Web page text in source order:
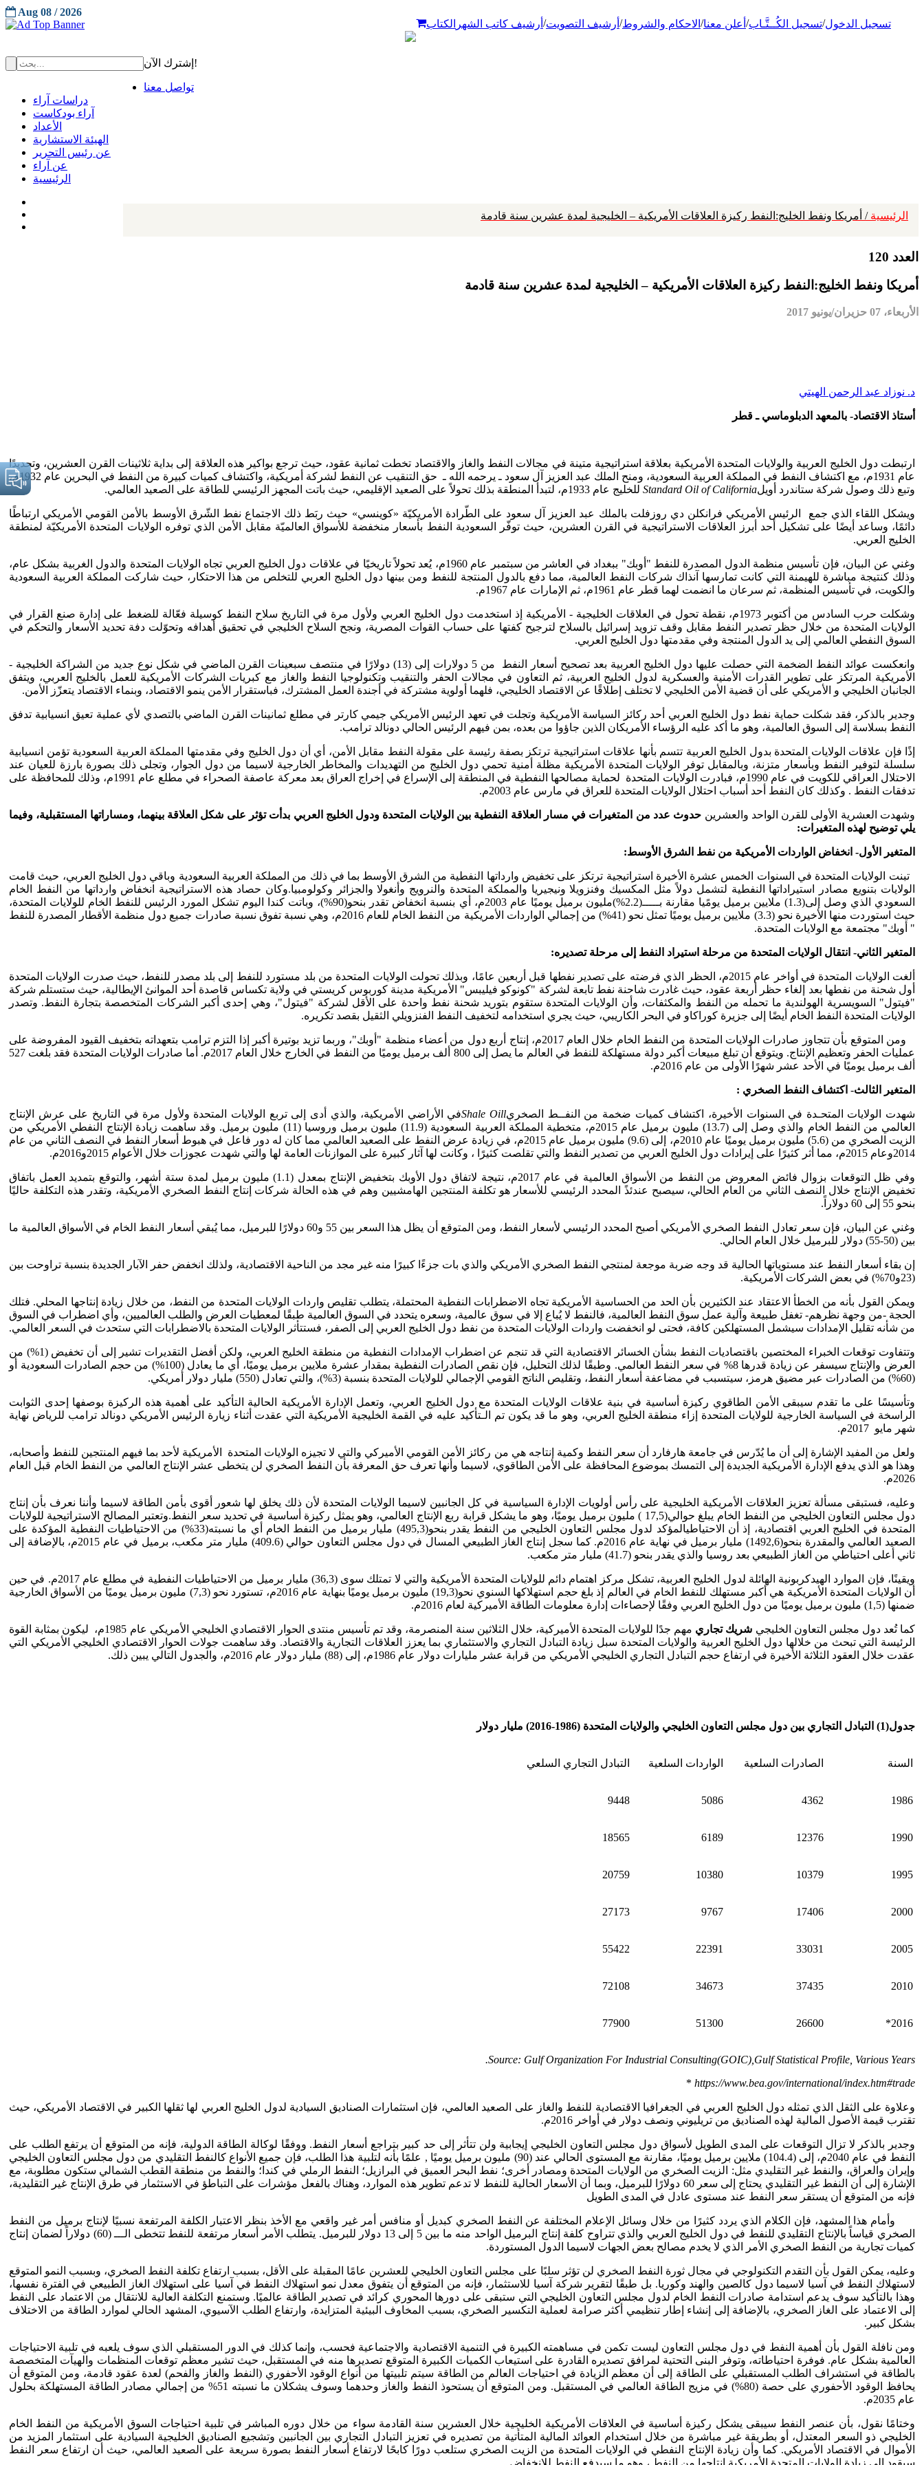
تسجيل الدخول/تسجيل الكُــتَّـاب/ أعلن معنا/ الاحكام والشروط/ أرشيف التصويت/ أرشيف كاتب الشهر الكتاب
Aug 08 / 2026
إشترك الآن!
تواصل معنا
دراسات آراء
آراء بودكاست
الأعداد
الهيئة الاستشارية
عن رئيس التحرير
عن آراء
الرئيسية
الرئيسية / أمريكا ونفط الخليج:النفط ركيزة العلاقات الأمريكية – الخليجية لمدة عشرين سنة قادمة
العدد 120
أمريكا ونفط الخليج:النفط ركيزة العلاقات الأمريكية – الخليجية لمدة عشرين سنة قادمة
الأربعاء، 07 حزيران/يونيو 2017
د. نوزاد عبد الرحمن الهيتي
أستاذ الاقتصاد- بالمعهد الدبلوماسي ـ قطر
ارتبطت دول الخليج العربية والولايات المتحدة الأمريكية بعلاقة استراتيجية متينة في مجالات النفط والغاز والاقتصاد تخطت ثمانية عقود، حيث ترجع بواكير هذه العلاقة إلى بداية ثلاثينات القرن العشرين، وتحديدًا
عام 1931م، مع اكتشاف النفط في المملكة العربية السعودية، ومنح الملك عبد العزيز آل سعود ـ يرحمه الله ـ حق التنقيب عن النفط لشركة أمريكية، واكتشاف كميات كبيرة من النفط في البحرين عام 1932م،
وتبع ذلك وصول شركة ستاندرد أويلStandard Oil of California للخليج عام 1933م، لتبدأ المنطقة بذلك تحولاً على الصعيد الإقليمي، حيث باتت المجهز الرئيسي للطاقة على الصعيد العالمي.
ويشكل اللقاء الذي جمع الرئيس الأمريكي فرانكلن دي روزفلت بالملك عبد العزيز آل سعود على الطّرادة الأمريكيّة «كوينسي» حيث ربَط ذلك الاجتماع نفط الشّرق الأوسط بالأمن القومي الأمريكي ارتباطًا
دائمًا، وساعد أيضًا على تشكيل أحد أبرز العلاقات الاستراتيجية في القرن العشرين، حيث توفّر السعودية النفط بأسعار منخفضة للأسواق العالميّة مقابل الأمن الذي توفره الولايات المتحدة الأمريكيّة لمنطقة
الخليج العربي.
وغني عن البيان، فإن تأسيس منظمة الدول المصدرة للنفط "أوبك" ببغداد في العاشر من سبتمبر عام 1960م، يُعد تحولاً تاريخيًا في علاقات دول الخليج العربي تجاه الولايات المتحدة والدول الغربية بشكل عام،
وذلك كنتيجة مباشرة للهيمنة التي كانت تمارسها آنذاك شركات النفط العالمية، مما دفع بالدول المنتجة للنفط ومن بينها دول الخليج العربي للتخلص من هذا الاحتكار، حيث شاركت المملكة العربية السعودية
والكويت، في تأسيس المنظمة، ثم سرعان ما انضمت لهما قطر عام 1961م، ثم الإمارات عام 1967م.
وشكلت حرب السادس من أكتوبر 1973م، نقطة تحول في العلاقات الخليجية - الأمريكية إذ استخدمت دول الخليج العربي ولأول مرة في التاريخ سلاح النفط كوسيلة فعّالة للضغط على إدارة صنع القرار في
الولايات المتحدة من خلال حظر تصدير النفط مقابل وقف تزويد إسرائيل بالسلاح لترجيح كفتها على حساب القوات المصرية، ونجح السلاح الخليجي في تحقيق أهدافه وتحوّلت دفة تحديد الأسعار والتحكم في
السوق النفطي العالمي إلى يد الدول المنتجة وفي مقدمتها دول الخليج العربي.
وانعكست عوائد النفط الضخمة التي حصلت عليها دول الخليج العربية بعد تصحيح أسعار النفط من 5 دولارات إلى (13) دولارًا في منتصف سبعينات القرن الماضي في شكل نوع جديد من الشراكة الخليجية -
الأمريكية المرتكز على تطوير القدرات الأمنية والعسكرية لدول الخليج العربية، ثم التعاون في مجالات الحفر والتنقيب وتكنولوجيا النفط والغاز مع كبريات الشركات الأمريكية للعمل بالخليج العربي، ويتفق
الجانبان الخليجي و الأمريكي على أن قضية الأمن الخليجي لا تختلف إطلاقًا عن الاقتصاد الخليجي، فلهما أولوية مشتركة في أجندة العمل المشترك، فباستقرار الأمن ينمو الاقتصاد، وبنماء الاقتصاد يتعزّز الأمن.
وجدير بالذكر، فقد شكلت حماية نفط دول الخليج العربي أحد ركائز السياسة الأمريكية وتجلت في تعهد الرئيس الأمريكي جيمي كارتر في مطلع ثمانينات القرن الماضي بالتصدي لأي عملية تعيق انسيابية تدفق
النفط بسلاسة إلى السوق العالمية، وهو ما أكد عليه الرؤساء الأمريكان الذين جاؤوا من بعده، بمن فيهم الرئيس الحالي دونالد ترامب.
إذًا فإن علاقات الولايات المتحدة بدول الخليج العربية تتسم بأنها علاقات استراتيجية ترتكز بصفة رئيسة على مقولة النفط مقابل الأمن، أي أن دول الخليج وفي مقدمتها المملكة العربية السعودية تؤمن انسيابية
سلسلة لتوفير النفط وبأسعار متزنة، وبالمقابل توفر الولايات المتحدة الأمريكية مظلة أمنية تحمي دول الخليج من التهديدات والمخاطر الخارجية لاسيما من دول الجوار، وتجلى ذلك بصورة بارزة للعيان عند
الاحتلال العراقي للكويت في عام 1990م، فبادرت الولايات المتحدة لحماية مصالحها النفطية في المنطقة إلى الإسراع في إخراج العراق بعد معركة عاصفة الصحراء في مطلع عام 1991م، وذلك للمحافظة على
تدفقات النفط . وكذلك كان النفط أحد أسباب احتلال الولايات المتحدة للعراق في مارس عام 2003م.
وشهدت العشرية الأولى للقرن الواحد والعشرين حدوث عدد من المتغيرات في مسار العلاقة النفطية بين الولايات المتحدة ودول الخليج العربي بدأت تؤثر على شكل العلاقة بينهما، ومساراتها المستقبلية، وفيما
يلي توضيح لهذه المتغيرات:
المتغير الأول- انخفاض الواردات الأمريكية من نفط الشرق الأوسط:
تبنت الولايات المتحدة في السنوات الخمس عشرة الأخيرة استراتيجية ترتكز على تخفيض وارداتها النفطية من الشرق الأوسط بما في ذلك من المملكة العربية السعودية وباقي دول الخليج العربي، حيث قامت
الولايات بتنويع مصادر استيراداتها النفطية لتشمل دولاً مثل المكسيك وفنزويلا ونيجيريا والمملكة المتحدة والنرويج وأنغولا والجزائر وكولومبيا.وكان حصاد هذه الاستراتيجية انخفاض وارداتها من النفط الخام
السعودي الذي وصل إلى(1.3) ملايين برميل يومًيا مقارنة بـــــ(2.2%)مليون برميل يوميًا عام 2003م، أي بنسبة انخفاض تقدر بنحو(90%)، وباتت كندا اليوم تشكل المورد الرئيس للنفط الخام للولايات المتحدة،
حيث استوردت منها الأخيرة نحو (3.3) ملايين برميل يوميًا تمثل نحو (41%) من إجمالي الواردات الأمريكية من النفط الخام للعام 2016م، وهي نسبة تفوق نسبة صادرات جميع دول منظمة الأقطار المصدرة للنفط
" أوبك" مجتمعة مع الولايات المتحدة.
المتغير الثاني- انتقال الولايات المتحدة من مرحلة استيراد النفط إلى مرحلة تصديره:
ألغت الولايات المتحدة في أواخر عام 2015م، الحظر الذي فرضته على تصدير نفطها قبل أربعين عامًا، وبذلك تحولت الولايات المتحدة من بلد مستورد للنفط إلى بلد مصدر للنفط، حيث صدرت الولايات المتحدة
أول شحنة من نفطها بعد إلغاء حظر أربعة عقود، حيث غادرت شاحنة نفط تابعة لشركة "كونوكو فيليبس" الأمريكية مدينة كوربوس كريستي في ولاية تكساس قاصدة أحد الموانئ الإيطالية، حيث ستستلم شركة
"فيتول" السويسرية الهولندية ما تحمله من النفط والمكثفات، وأن الولايات المتحدة ستقوم بتوريد شحنة نفط واحدة على الأقل لشركة "فيتول"، وهي إحدى أكبر الشركات المتخصصة بتجارة النفط. وتصدر
الولايات المتحدة النفط الخام أيضًا إلى جزيرة كوراكاو في البحر الكاريبي، حيث يجري استخدامه لتخفيف النفط الفنزويلي الثقيل بقصد تكريره.
ومن المتوقع بأن تتجاوز صادرات الولايات المتحدة من النفط الخام خلال العام 2017م، إنتاج أربع دول من أعضاء منظمة "أوبك"، وربما تزيد بوتيرة أكبر إذا التزم ترامب بتعهداته بتخفيف القيود المفروضة على
عمليات الحفر وتعظيم الإنتاج. ويتوقع أن تبلغ مبيعات أكبر دولة مستهلكة للنفط في العالم ما يصل إلى 800 ألف برميل يوميًا من النفط في الخارج خلال العام 2017م. أما صادرات الولايات المتحدة فقد بلغت 527
ألف برميل يوميًا في الأحد عشر شهرًا الأولى من عام 2016م.
المتغير الثالث- اكتشاف النفط الصخري :
شهدت الولايات المتحـدة في السنوات الأخيرة، اكتشاف كميات ضخمة من النفــط الصخريShale Oillفي الأراضي الأمريكية، والذي أدى إلى تربع الولايات المتحدة ولأول مرة في التاريخ على عرش الإنتاج
العالمي من النفط الخام والذي وصل إلى (13.7) مليون برميل عام 2015م، متخطية المملكة العربية السعودية (11.9) مليون برميل وروسيا (11) مليون برميل. وقد ساهمت زيادة الإنتاج النفطي الأمريكي من
الزيت الصخري من (5.6) مليون برميل يوميًا عام 2010م، إلى (9.6) مليون برميل عام 2015م، في زيادة عرض النفط على الصعيد العالمي مما كان له دور فاعل في هبوط أسعار النفط في النصف الثاني من عام
2014وعام 2015م، مما أثر كثيرًا على إيرادات دول الخليج العربي من تصدير النفط والتي تقلصت كثيرًا ، وكانت لها آثار كبيرة على الموازنات العامة لها والتي شهدت عجوزات خلال الأعوام 2015و2016م.
وفي ظل التوقعات بزوال فائض المعروض من النفط من الأسواق العالمية في عام 2017م، نتيجة لاتفاق دول الأوبك بتخفيض الإنتاج بمعدل (1.1) مليون برميل لمدة ستة أشهر، والتوقع بتمديد العمل باتفاق
تخفيض الإنتاج خلال النصف الثاني من العام الحالي، سيصبح عندئذً المحدد الرئيسي للأسعار هو تكلفة المنتجين الهامشيين وهم في هذه الحالة شركات إنتاج النفط الصخري الأمريكية، وتقدر هذه التكلفة حاليًا
بنحو 55 إلى 60 دولاراً.
وغني عن البيان، فإن سعر تعادل النفط الصخري الأمريكي أصبح المحدد الرئيسي لأسعار النفط، ومن المتوقع أن يظل هذا السعر بين 55 و60 دولارًا للبرميل، مما يُبقي أسعار النفط الخام في الأسواق العالمية ما
بين (50-55) دولار للبرميل خلال العام الحالي.
إن بقاء أسعار النفط عند مستوياتها الحالية قد وجه ضربة موجعة لمنتجي النفط الصخري الأمريكي والذي بات جزءًا كبيرًا منه غير مجد من الناحية الاقتصادية، ولذلك انخفض حفر الآبار الجديدة بنسبة تراوحت بين
(23و70%) في بعض الشركات الأمريكية.
ويمكن القول بأنه من الخطأ الاعتقاد عند الكثيرين بأن الحد من الحساسية الأمريكية تجاه الاضطرابات النفطية المحتملة، يتطلب تقليص واردات الولايات المتحدة من النفط، من خلال زيادة إنتاجها المحلي. فتلك
الحجة -من وجهة نظرهم- تغفل طبيعة وآلية عمل سوق النفط العالمية، فالنفط لا يُباع إلا في سوق عالمية، وسعره يتحدد في السوق العالمية طبقًا لمعطيات العرض والطلب العالميين، وأي اضطراب في السوق
من شأنه تقليل الإمدادات سيشمل المستهلكين كافة، فحتى لو انخفضت واردات الولايات المتحدة من نفط دول الخليج العربي إلى الصفر، فستتأثر الولايات المتحدة بالاضطرابات التي ستحدث في السعر العالمي.
وتتفاوت توقعات الخبراء المختصين باقتصاديات النفط بشأن الخسائر الاقتصادية التي قد تنجم عن اضطراب الإمدادات النفطية من منطقة الخليج العربي، ولكن أفضل التقديرات تشير إلى أن تخفيض (1%) من
العرض والإنتاج سيسفر عن زيادة قدرها 8% في سعر النفط العالمي. وطبقًا لذلك التحليل، فإن نقص الصادرات النفطية بمقدار عشرة ملايين برميل يوميًا، أي ما يعادل (100%) من حجم الصادرات السعودية أو
(60%) من الصادرات عبر مضيق هرمز، سيتسبب في مضاعفة أسعار النفط، وتقليص الناتج القومي الإجمالي للولايات المتحدة بنسبة (3%)، والتي تعادل (550) مليار دولار أمريكي.
وتأسيسًا على ما تقدم سيبقى الأمن الطاقوي ركيزة أساسية في بنية علاقات الولايات المتحدة مع دول الخليج العربي، وتعمل الإدارة الأمريكية الحالية التأكيد على أهمية هذه الركيزة بوصفها إحدى الثوابت
الراسخة في السياسة الخارجية للولايات المتحدة إزاء منطقة الخليج العربي، وهو ما قد يكون تم الـتأكيد عليه في القمة الخليجية الأمريكية التي عقدت أثناء زيارة الرئيس الأمريكي دونالد ترامب للرياض نهاية
شهر مايو 2017م.
ولعل من المفيد الإشارة إلى أن ما يُدّرس في جامعة هارفارد أن سعر النفط وكمية إنتاجه هي من ركائز الأمن القومي الأميركي والتي لا تجيزه الولايات المتحدة الأمريكية لأحد بما فيهم المنتجين للنفط وأصحابه،
وهذا هو الذي يدفع الإدارة الأمريكية الجديدة إلى التمسك بموضوع المحافظة على الأمن الطاقوي، لاسيما وأنها تعرف حق المعرفة بأن النفط الصخري لن يتخطى عشر الإنتاج العالمي من النفط الخام قبل العام
2026م.
وعليه، فستبقى مسألة تعزيز العلاقات الأمريكية الخليجية على رأس أولويات الإدارة السياسية في كل الجانبين لاسيما الولايات المتحدة لأن ذلك يخلق لها شعور أقوى بأمن الطاقة لاسيما وأننا نعرف بأن إنتاج
دول مجلس التعاون الخليجي من النفط الخام يبلغ حوالي(17,5 ) مليون برميل يوميًا، وهو ما يشكل قرابة ربع الإنتاج العالمي، وهو يمثل ركيزة أساسية في تحديد سعر النفط.وتعتبر المصالح الاستراتيجية للولايات
المتحدة في الخليج العربي اقتصادية، إذ أن الاحتياطيالمؤكد لدول مجلس التعاون الخليجي من النفط يقدر بنحو(495,3) مليار برميل من النفط الخام أي ما نسبته(33%) من الاحتياطيات النفطية المؤكدة على
الصعيد العالمي والمقدرة بنحو(1492,6) مليار برميل في نهاية عام 2016م. كما سجل إنتاج الغاز الطبيعي المسال في دول مجلس التعاون حوالي (409.6) مليار متر مكعب، برميل في عام 2015م، بالإضافة إلى
ثاني أعلى احتياطي من الغاز الطبيعي بعد روسيا والذي يقدر بنحو (41.7) مليار متر مكعب.
ويقينًا، فإن الموارد الهيدكربونية الهائلة لدول الخليج العربية، تشكل مركز اهتمام دائم للولايات المتحدة الأمريكية والتي لا تمتلك سوى (36,3) مليار برميل من الاحتياطيات النفطية في مطلع عام 2017م. في حين
أن الولايات المتحدة الأمريكية هي أكبر مستهلك للنفط الخام في العالم إذ بلغ حجم استهلاكها السنوي نحو(19,3) مليون برميل يوميًا بنهاية عام 2016م، تستورد نحو (7,3) مليون برميل يوميًا من الأسواق الخارجية
ضمنها (1,5) مليون برميل يوميًا من دول الخليج العربي وفقًا لإحصاءات إدارة معلومات الطاقة الأميركية لعام 2016م.
كما تُعد دول مجلس التعاون الخليجي شريك تجاري
مهم جدًا للولايات المتحدة الأميركية، خلال الثلاثين سنة المنصرمة، وقد تم تأسيس منتدى الحوار الاقتصادي الخليجي الأمريكي عام 1985م، ليكون بمثابة القوة
الرئيسة التي تبحث من خلالها دول الخليج العربية والولايات المتحدة سبل زيادة التبادل التجاري والاستثماري بما يعزز العلاقات التجارية والاقتصاد. وقد ساهمت جولات الحوار الاقتصادي الخليجي الأمريكي التي
عقدت خلال العقود الثلاثة الأخيرة في ارتفاع حجم التبادل التجاري الخليجي الأمريكي من قرابة عشر مليارات دولار عام 1986م، إلى (88) مليار دولار عام 2016م، والجدول التالي يبين ذلك.
جدول(1) التبادل التجاري بين دول مجلس التعاون الخليجي والولايات المتحدة (1986-2016) مليار دولار
السنة الصادرات السلعية الواردات السلعية التبادل التجاري السلعي
1986
4362
5086
9448
1990
12376
6189
18565
1995
10379
10380
20759
2000
17406
9767
27173
2005
33031
22391
55422
2010
37435
34673
72108
2016*
26600
51300
77900
Source: Gulf Organization For Industrial Consulting(GOIC),Gulf Statistical Profile, Various Years.
https://www.bea.gov/international/index.htm#trade
*
وعلاوة على الثقل الذي تمثله دول الخليج العربي في الجغرافيا الاقتصادية للنفط والغاز على الصعيد العالمي، فإن استثمارات الصناديق السيادية لدول الخليج العربي لها ثقلها الكبير في الاقتصاد الأمريكي، حيث
تقترب قيمة الأصول المالية لهذه الصناديق من تريليوني ونصف دولار في أواخر 2016م.
وجدير بالذكر لا تزال التوقعات على المدى الطويل لأسواق دول مجلس التعاون الخليجي إيجابية ولن تتأثر إلى حد كبير بتراجع أسعار النفط. ووفقًا لوكالة الطاقة الدولية، فإنه من المتوقع أن يرتفع الطلب على
النفط في عام 2040م، إلى (104.4) ملايين برميل يوميًا، مقارنة مع المستوى الحالي عند (90) مليون برميل يوميًا , علمًا بأنه لتلبية هذا الطلب، فإن جميع الأنواع كالنفط التقليدي من دول مجلس التعاون الخليجي
وإيران والعراق، والنفط غير التقليدي مثل: الزيت الصخري من الولايات المتحدة ومصادر أخرى؛ نفط البحر العميق في البرازيل؛ النفط الرملي في كندا؛ والنفط من منطقة القطب الشمالي ستكون مطلوبة، مع
الإشارة إلى أن النفط غير التقليدي يحتاج إلى سعر 60 دولارًا للبرميل، وبما أن الأسعار الحالية للنفط لا تدعم تطوير هذه الموارد، وهناك بالفعل مؤشرات على التباطؤ في الاستثمار في طرق الإنتاج غير التقليدية،
فإنه من المتوقع أن يستقر سعر النفط عند مستوى عادل في المدى الطويل
وأمام هذا المشهد، فإن الكلام الذي يردد كثيرًا من خلال وسائل الإعلام المختلفة عن النفط الصخري كبديل أو منافس أمر غير واقعي مع الأخذ بنظر الاعتبار الكلفة المرتفعة نسبيًا لإنتاج برميل من النفط
الصخري قياساً بالإنتاج التقليدي للنفط في دول الخليج العربي والذي تتراوح كلفة إنتاج البرميل الواحد منه ما بين 5 إلى 13 دولار للبرميل. يتطلب الأمر أسعار مرتفعة للنفط تتخطى الـــ (60) دولاراً لضمان إنتاج
كميات تجارية من النفط الصخري الأمر الذي لا يخدم مصالح بعض الجهات لاسيما الدول المستوردة.
وعليه، يمكن القول بأن التقدم التكنولوجي في مجال ثورة النفط الصخري لن تؤثر سلبًا على مجلس التعاون الخليجي للعشرين عامًا المقبلة على الأقل، بسبب ارتفاع تكلفة النفط الصخري، وبسبب النمو المتوقع
لاستهلاك النفط في آسيا لاسيما دول كالصين والهند وكوريا. بل طبقًا لتقرير شركة آسيا للاستثمار، فإنه من المتوقع أن يتفوق معدل نمو استهلاك النفط في آسيا على استهلاك الغاز الطبيعي في الفترة نفسها،
وهذا بالتأكيد سوف يدعم استدامة صادرات النفط الخام لدول مجلس التعاون الخليجي التي ستبقى على دورها المحوري كرائد في تصدير الطاقة عالميًا. وستمنع التكلفة العالية للانتقال من الاعتماد على النفط
إلى الاعتماد على الغاز الصخري، بالإضافة إلى إنشاء إطار تنظيمي أكثر صرامة لعملية التكسير الصخري، بسبب المخاوف البيئية المتزايدة، وارتفاع الطلب الآسيوي، المشهد الحالي لموارد الطاقة من الاختلاف
بشكل كبير.
ومن نافلة القول بأن أهمية النفط في دول مجلس التعاون ليست تكمن في مساهمته الكبيرة في التنمية الاقتصادية والاجتماعية فحسب، وإنما كذلك في الدور المستقبلي الذي سوف يلعبه في تلبية الاحتياجات
العالمية بشكل عام. فوفرة احتياطاته، وتوفر البنى التحتية لمرافق تصديره القادرة على استيعاب الكميات الكبيرة المتوقع تصديرها منه في المستقبل، حيث تشير معظم توقعات المنظمات والهيآت المتخصصة
بالطاقة في استشراف الطلب المستقبلي على الطاقة إلى أن معظم الزيادة في احتياجات العالم من الطاقة سيتم تلبيتها من أنواع الوقود الأحفوري (النفط والغاز والفحم) لعدة عقود قادمة، ومن المتوقع أن
يحافظ الوقود الأحفوري على حصة (80%) في مزيج الطاقة العالمي في المستقبل. ومن المتوقع أن يستحوذ النفط والغاز وحدهما وسوف يشكلان ما نسبته 51% من إجمالي مصادر الطاقة المستهلكة بحلول
عام 2035م.
وختامًا نقول، بأن عنصر النفط سيبقى يشكل ركيزة أساسية في العلاقات الأمريكية الخليجية خلال العشرين سنة القادمة سواء من خلال دوره المباشر في تلبية احتياجات السوق الأمريكية من النفط الخام
الخليجي ذو السعر المعتدل، أو بطريقة غير مباشرة من خلال استخدام العوائد المالية المتأتية من تصديره في تعزيز التبادل التجاري بين الجانبين وتشجيع الصناديق الخليجية السيادية على استثمار المزيد من
الأموال في الاقتصاد الأمريكي. كما وأن زيادة الإنتاج النفطي في الولايات المتحدة من الزيت الصخري ستلعب دورًا كابحًا لارتفاع أسعار النفط بصورة سريعة على الصعيد العالمي، حيث أن ارتفاع سعر النفط